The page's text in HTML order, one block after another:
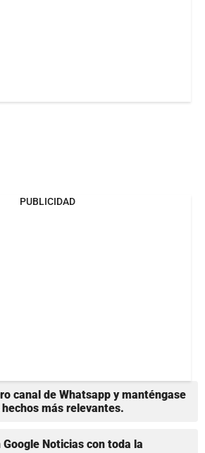
PUBLICIDAD
canal de Whatsapp y manténgase
más relevantes.
Noticias con toda la